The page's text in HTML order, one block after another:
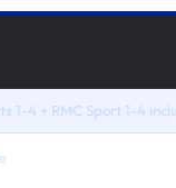
Sport 1-4 inclus ⚡